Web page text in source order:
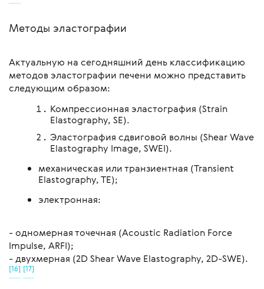
Методы эластографии
Актуальную на сегодняшний день классификацию
методов эластографии печени можно представить
следующим образом:
Компрессионная эластография (Strain
Elastography, SE).
Эластография сдвиговой волны (Shear Wave
Elastography Image, SWEI).
механическая или транзиентная (Transient
Elastography, TE);
электронная:
- одномерная точечная (Acoustic Radiation Force
Impulse, ARFI);
- двухмерная (2D Shear Wave Elastography, 2D-SWE).
[16] [17]